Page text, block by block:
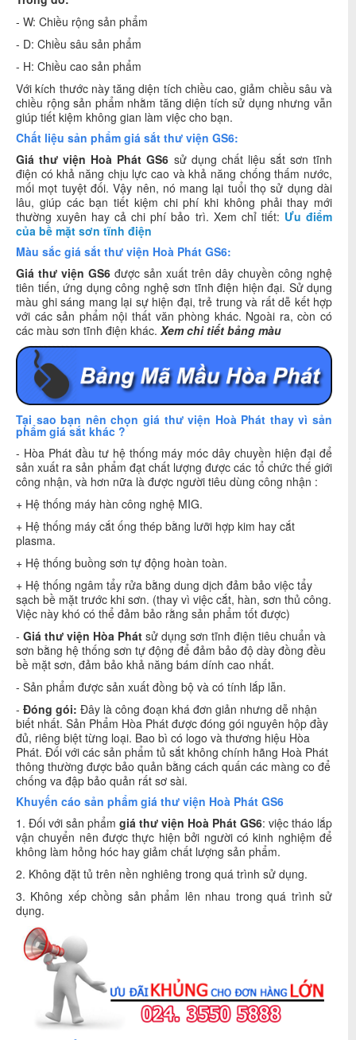
- W: Chiều rộng sản phẩm
- D: Chiều sâu sản phẩm
- H: Chiều cao sản phẩm
Với kích thước này tăng diện tích chiều cao, giảm chiều sâu và
chiều rộng sản phẩm nhằm tăng diện tích sử dụng nhưng vẫn
giúp tiết kiệm không gian làm việc cho bạn.
Chất liệu sản phẩm giá sắt thư viện GS6:
Giá thư viện Hoà PhátGS6 sử dụng chất liệu sắt sơn tĩnh
điện có khả năng chịu lực cao và khả năng chống thấm nước,
mối mọt tuyệt đối. Vậy nên, nó mang lại tuổi thọ sử dụng dài
lâu, giúp các bạn tiết kiệm chi phí khi không phải thay mới
thường xuyên hay cả chi phí bảo trì. Xem chỉ tiết: Ưu điểm
của bề mặt sơn tĩnh điện
Màu sắc giá sắt thư viện Hoà Phát GS6:
Giá thư viện GS6 được sản xuất trên dây chuyền công nghệ
tiên tiến, ứng dụng công nghệ sơn tĩnh điện hiện đại. Sử dụng
màu ghi sáng mang lại sự hiện đại, trẻ trung và rất dễ kết hợp
với các sản phẩm nội thất văn phòng khác. Ngoài ra, còn có
các màu sơn tĩnh điện khác. Xem chi tiết bảng màu
Tại sao bạn nên chọn giá thư viện Hoà Phát thay vì sản
phẩm giá sắt khác ?
- Hòa Phát đầu tư hệ thống máy móc dây chuyền hiện đại để
sản xuất ra sản phẩm đạt chất lượng được các tổ chức thế giới
công nhận, và hơn nữa là được người tiêu dùng công nhận :
+ Hệ thống máy hàn công nghệ MIG.
+ Hệ thống máy cắt ống thép bằng lưỡi hợp kim hay cắt
plasma.
+ Hệ thống buồng sơn tự động hoàn toàn.
+ Hệ thống ngâm tẩy rửa bằng dung dịch đảm bảo việc tẩy
sạch bề mặt trước khi sơn. (thay vì việc cắt, hàn, sơn thủ công.
Việc này khó có thể đảm bảo rằng sản phẩm tốt được)
- Giá thư viện Hòa Phát sử dụng sơn tĩnh điện tiêu chuẩn và
sơn bằng hệ thống sơn tự động để đảm bảo độ dày đồng đều
bề mặt sơn, đảm bảo khả năng bám dính cao nhất.
- Sản phẩm được sản xuất đồng bộ và có tính lắp lẫn.
- Đóng gói: Đây là công đoạn khá đơn giản nhưng dễ nhận
biết nhất. Sản Phẩm Hòa Phát được đóng gói nguyên hộp đầy
đủ, riêng biệt từng loại. Bao bì có logo và thương hiệu Hòa
Phát. Đối với các sản phẩm tủ sắt không chính hãng Hoà Phát
thông thường được bảo quản bằng cách quấn các màng co để
chống va đập bảo quản rất sơ sài.
Khuyến cáo sản phẩm giá thư viện Hoà Phát GS6
1. Đối với sản phẩm giá thư viện Hoà Phát GS6: việc tháo lắp
vận chuyển nên được thực hiện bởi người có kinh nghiệm để
không làm hỏng hóc hay giảm chất lượng sản phẩm.
2. Không đặt tủ trên nền nghiêng trong quá trình sử dụng.
3. Không xếp chồng sản phẩm lên nhau trong quá trình sử
dụng.